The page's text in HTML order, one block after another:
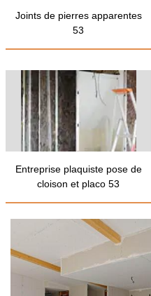
Joints de pierres apparentes
53
Entreprise plaquiste pose de
cloison et placo 53